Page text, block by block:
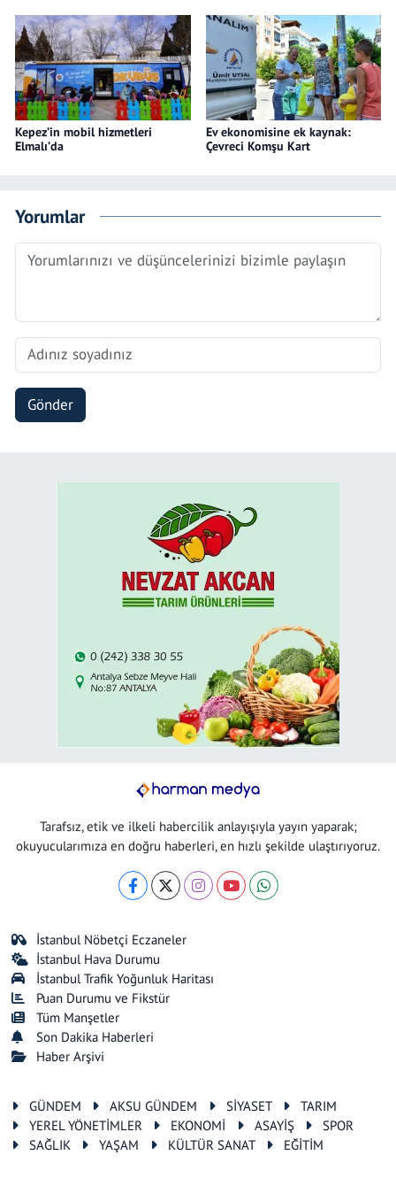
Kepez’in mobil hizmetleri
Elmalı’da
Ev ekonomisine ek kaynak:
Çevreci Komşu Kart
Yorumlar
Gönder
Tarafsız, etik ve ilkeli habercilik anlayışıyla yayın yaparak;
okuyucularımıza en doğru haberleri, en hızlı şekilde ulaştırıyoruz.
İstanbul Nöbetçi Eczaneler
İstanbul Hava Durumu
İstanbul Trafik Yoğunluk Haritası
Puan Durumu ve Fikstür
Tüm Manşetler
Son Dakika Haberleri
Haber Arşivi
GÜNDEM AKSU GÜNDEM SİYASET
TARIM
YEREL YÖNETİMLER
EKONOMİ ASAYİŞ
SPOR
SAĞLIK
YAŞAM KÜLTÜR SANAT EĞİTİM